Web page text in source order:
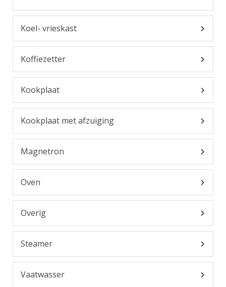
Koel- vrieskast
Koffiezetter
Kookplaat
Kookplaat met afzuiging
Magnetron
Oven
Overig
Steamer
Vaatwasser